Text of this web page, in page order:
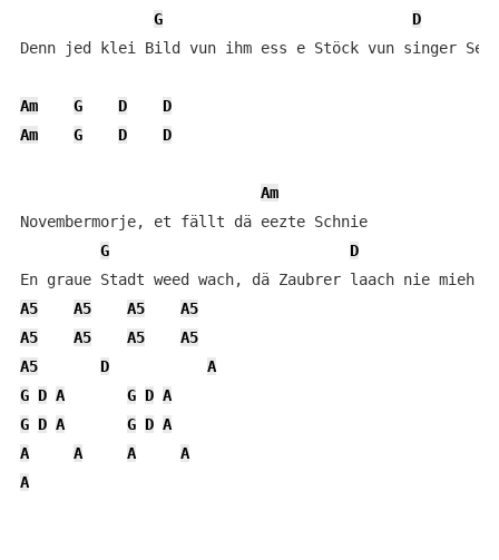
G
D
Denn jed klei Bild vun ihm ess e Stöck vun singer
Am G D
D
Am
G D D
Am
Novembermorje, et fällt dä eezte Schnie
G
D
En graue Stadt weed wach, dä Zaubrer laach nie mieh
A5
A5 A5
A5
A5
A5 A5
A5
A5
D
A
G D A G D A
G D A G D A
A
A A
A
A